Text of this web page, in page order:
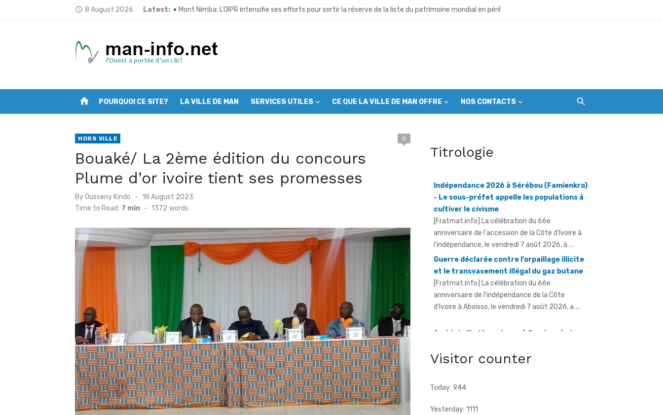
access_time 8 August 2026 Latest: Deuxième session du CGL Mont Péko: Les communautés riveraines appelées à devenir les premières gardiennes du parc
Tougbo: Le sous- préfet appelle à la vigilance face aux tentations extrémistes
Sandougou- Soba: Malgré la pluie les populations célèbrent les 66 ans de l’indépendance dans la ferveur
Traçabilité du café- cacao: Le Conseil café-cacao mobilise les producteurs avant l’échéance du 1er septembre
Opération “Zéro déchet”: Plus de 1000 jeunes mobilisés à Man pour assainir la ville
home POURQUOI CE SITE? LA VILLE DE MAN SERVICES UTILES CE QUE LA VILLE DE MAN OFFRE NOS CONTACTS
HORS VILLE 0
Bouaké/ La 2ème édition du concours
Plume d’or ivoire tient ses promesses
ByOusseny Kindo
Posted
18 August 2023
Time to Read: 7 min - 1372 words
Titrologie
- Le sous-préfet appelle les populations à
anniversaire de l'accession de la Côte d'Ivoire à
l'indépendance, le vendredi 7 août 2026, à ...
Guerre déclarée contre l'orpaillage illicite
et le transvasement illégal du gaz butane
[Fratmat.info] La célébration du 66e
d'Ivoire à Aboisso, le vendredi 7 août 2026, a ...
An 66 de l'indépendance à Sandegué - Le
préfet rend hommage au Président
Visitor counter
Today: 944
Yesterday: 1111